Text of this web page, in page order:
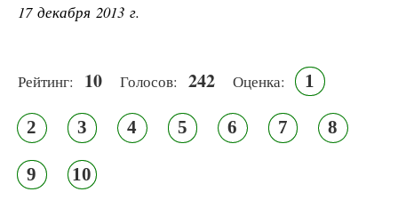
17 декабря 2013 г.
Рейтинг: 10 Голосов: 242 Оценка: 1
2 3 4 5 6 7 8
9 10